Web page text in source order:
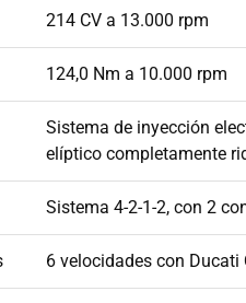
214 CV a 13.000 rpm
124,0 Nm a 10.000 rpm
Sistema de inyección
elíptico completamente
Sistema 4-2-1-2, con 2
6 velocidades con Ducati